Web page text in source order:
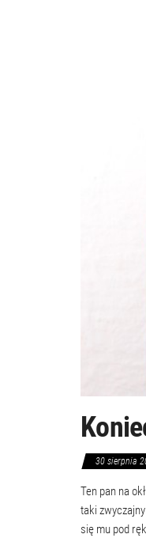
30 sierpnia
Ten pan na
taki
się mu pod